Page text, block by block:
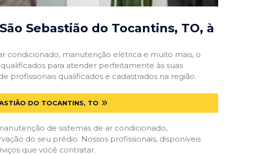
Sebastião do Tocantins, TO, à
condicionado, manutenção elétrica e muito mais, o
para atender perfeitamente às suas
profissionais qualificados e cadastrados na região.
DO TOCANTINS, TO
de sistemas de ar condicionado,
do seu prédio. Nossos profissionais, disponíveis
que você contratar.